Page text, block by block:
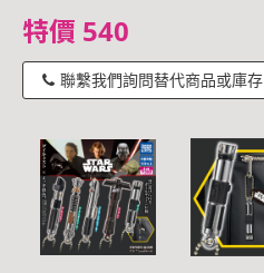
特價 540
聯繫我們詢問替代商品或庫存